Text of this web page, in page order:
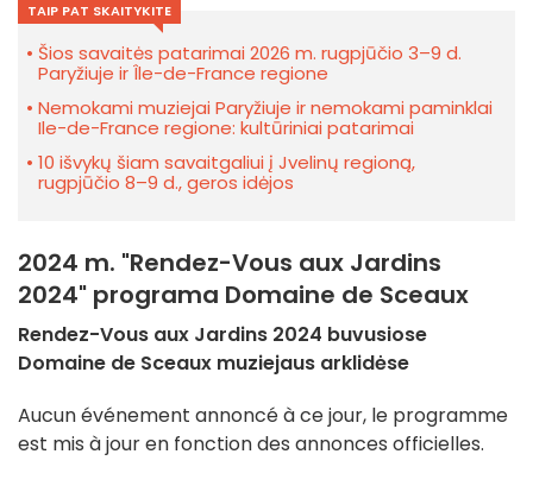
TAIP PAT SKAITYKITE
Šios savaitės patarimai 2026 m. rugpjūčio 3–9 d.
Paryžiuje ir Île-de-France regione
Nemokami muziejai Paryžiuje ir nemokami paminklai
Ile-de-France regione: kultūriniai patarimai
10 išvykų šiam savaitgaliui į Jvelinų regioną,
rugpjūčio 8–9 d., geros idėjos
2024 m. "Rendez-Vous aux Jardins
2024" programa Domaine de Sceaux
Rendez-Vous aux Jardins 2024 buvusiose
Domaine de Sceaux muziejaus arklidėse
Aucun événement annoncé à ce jour, le programme
est mis à jour en fonction des annonces officielles.